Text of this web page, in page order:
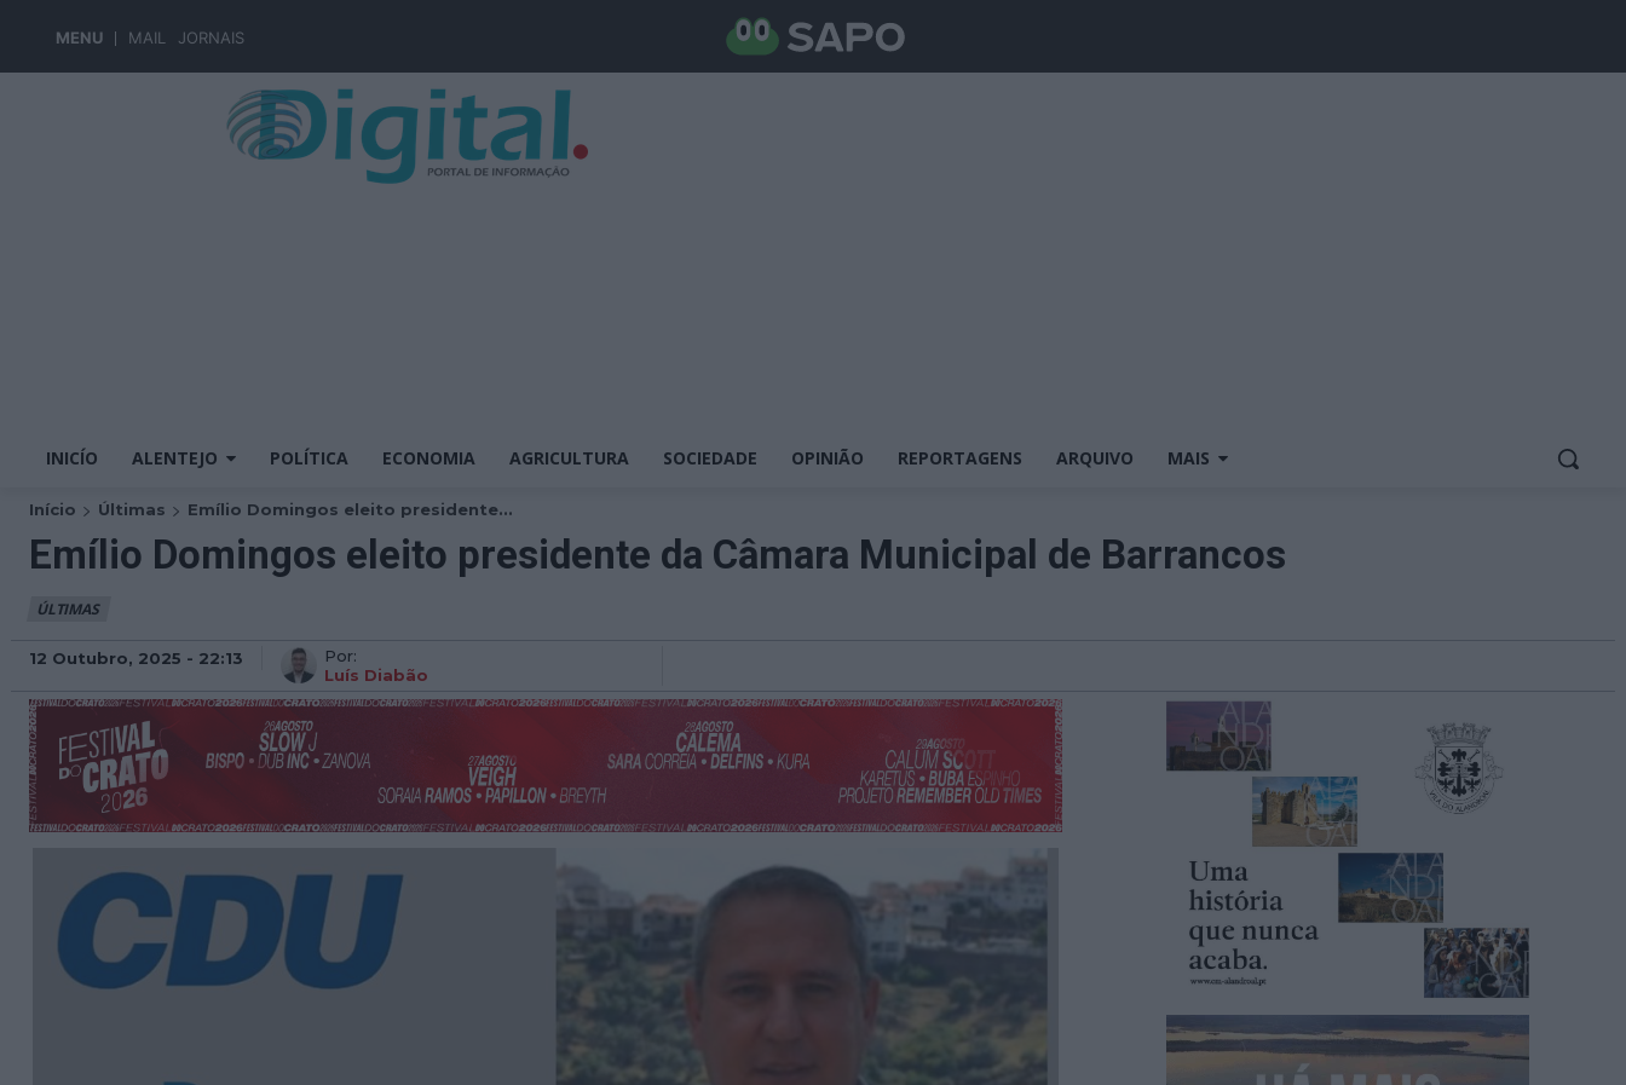
MENU MAIL JORNAIS
INICÍO ALENTEJO POLÍTICA ECONOMIA AGRICULTURA SOCIEDADE OPINIÃO REPORTAGENS ARQUIVO MAIS
Início Últimas Emílio Domingos eleito presidente...
Emílio Domingos eleito presidente da Câmara Municipal de Barrancos
ÚLTIMAS
12 Outubro, 2025 - 22:13
Por:
Luís Diabão